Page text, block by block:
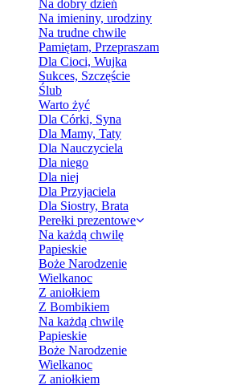
Na dobry dzień
Na imieniny, urodziny
Na trudne chwile
Pamiętam, Przepraszam
Dla Cioci, Wujka
Sukces, Szczęście
Ślub
Warto żyć
Dla Córki, Syna
Dla Mamy, Taty
Dla Nauczyciela
Dla niego
Dla niej
Dla Przyjaciela
Dla Siostry, Brata
Perełki prezentowe
Na każdą chwilę
Papieskie
Boże Narodzenie
Wielkanoc
Z aniołkiem
Z Bombikiem
Na każdą chwilę
Papieskie
Boże Narodzenie
Wielkanoc
Z aniołkiem